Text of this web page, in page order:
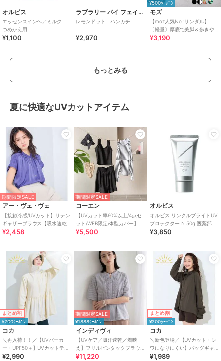
オルビス
エッセンスインヘアミルク
つめかえ用
¥1,100
ラブラリー バイ フェイラー
レモンドット ハンカチ
¥2,970
¥500ｸｰﾎﾟﾝ
モズ
【moz人気No.1サンダル】
〔軽量〕厚底で美脚＆歩きや
すい！疲れにくいフィット感
¥3,190
もっとみる
夏に快適なUVカットアイテム
期間限定SALE
アー・ヴェ・ヴェ
【接触冷感/UVカット】サテン
ギャザーブラウス【吸水速乾/
イージーケア】
¥2,458
期間限定SALE
コーエン
【UVカット率90%以上/4点セ
ット/WEB限定/体型カバー】シ
ュシュ付きアソートスイムウ
¥5,500
オルビス
オルビス リンクルブライトUV
プロテクター N 50g 医薬部外
品（顔用日焼け止め）
¥3,850
まとめ割
¥200ｸｰﾎﾟﾝ
コカ
＼再入荷！！／【UVパーカ
ー・UPF50＋】UVカットティ
アードパーカー 全4色
¥2,990
期間限定SALE
¥1888ｸｰﾎﾟﾝ
インディヴィ
【UVケア／吸汗速乾／着映
え】フリルピンタックブラウ
ス
¥11,220
まとめ割
¥200ｸｰﾎﾟﾝ
コカ
＼新色登場／【UVカット・シ
ワになりにくい】バッグギャ
ザーUVパーカー 全4色
¥1,989